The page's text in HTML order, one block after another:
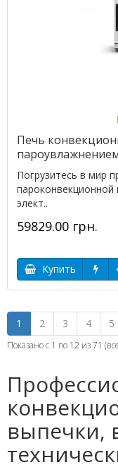
Печь
Погрузитесь в мир
пароконвекционной
элект..
59829.00 грн.
Купить
1 2 3 4 5
Показано с 1 по 12 из 71
выпечки,